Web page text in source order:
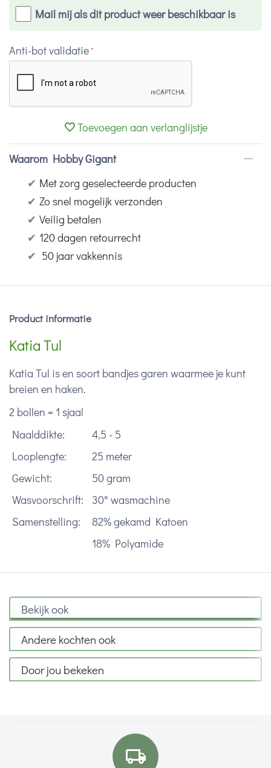
Mail mij als dit product weer beschikbaar is
Anti-bot validatie
Toevoegen aan verlanglijstje
Waarom Hobby Gigant
✔ Met zorg geselecteerde producten
✔ Zo snel mogelijk verzonden
✔ Veilig betalen
✔ 120 dagen retourrecht
✔ 50 jaar vakkennis
Product informatie
Katia Tul
Katia Tul is en soort bandjes garen waarmee je kunt
breien en haken.
2 bollen = 1 sjaal
Naalddikte:
4,5 - 5
Looplengte:
25 meter
Gewicht:
50 gram
Wasvoorschrift:
30° wasmachine
Samenstelling:
82% gekamd Katoen
18% Polyamide
Bekijk ook
Andere kochten ook
Door jou bekeken